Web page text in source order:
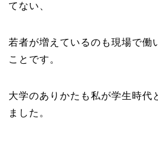
てない、
若者が増えているのも現場で働
ことです。
大学のありかたも私が学生時代
ました。